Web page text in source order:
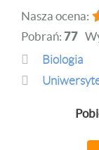
Nasza ocena:
Pobrań: 77
Biologia